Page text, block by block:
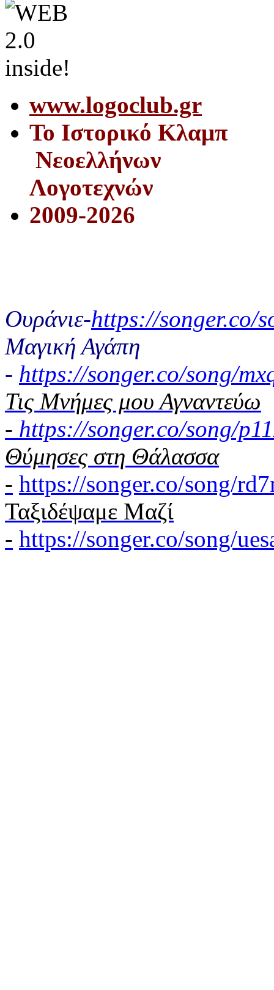
www.logoclub.gr
Το Iστορικό Κλαμπ
Νεοελλήνων
Λογοτεχνών
2009-2026
Ουράνιε-https://songer.co/
Μαγική Αγάπη
- https://songer.co/song/
Τις Μνήμες μου Αγναντεύω
- https://songer.co/song/
Θύμησες στη Θάλασσα
- https://songer.co/song/
Ταξιδέψαμε Μαζί
- https://songer.co/song/